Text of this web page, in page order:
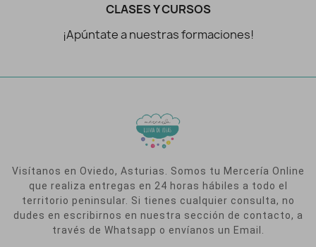
CLASES Y CURSOS
¡Apúntate a nuestras formaciones!
Visítanos en Oviedo, Asturias. Somos tu Mercería Online
que realiza entregas en 24 horas hábiles a todo el
territorio peninsular. Si tienes cualquier consulta, no
dudes en escribirnos en nuestra sección de contacto, a
través de Whatsapp o envíanos un Email.